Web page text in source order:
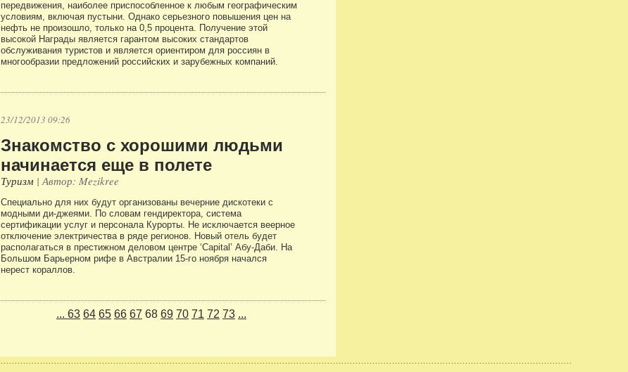
передвижения, наиболее приспособленное к любым географическим
условиям, включая пустыни. Однако серьезного повышения цен на
нефть не произошло, только на 0,5 процента. Получение этой
высокой Награды является гарантом высоких стандартов
обслуживания туристов и является ориентиром для россиян в
многообразии предложений российских и зарубежных компаний.
23/12/2013 09:26
Знакомство с хорошими людьми
начинается еще в полете
Туризм | Автор: Mezikree
Специально для них будут организованы вечерние дискотеки с
модными ди-джеями. По словам гендиректора, система
сертификации услуг и персонала Курорты. Не исключается веерное
отключение электричества в ряде регионов. Новый отель будет
располагаться в престижном деловом центре ‘Capital’ Абу-Даби. На
Большом Барьерном рифе в Австралии 15-го ноября начался
нерест кораллов.
... 63 64 65 66 67 68 69 70 71 72 73 ...